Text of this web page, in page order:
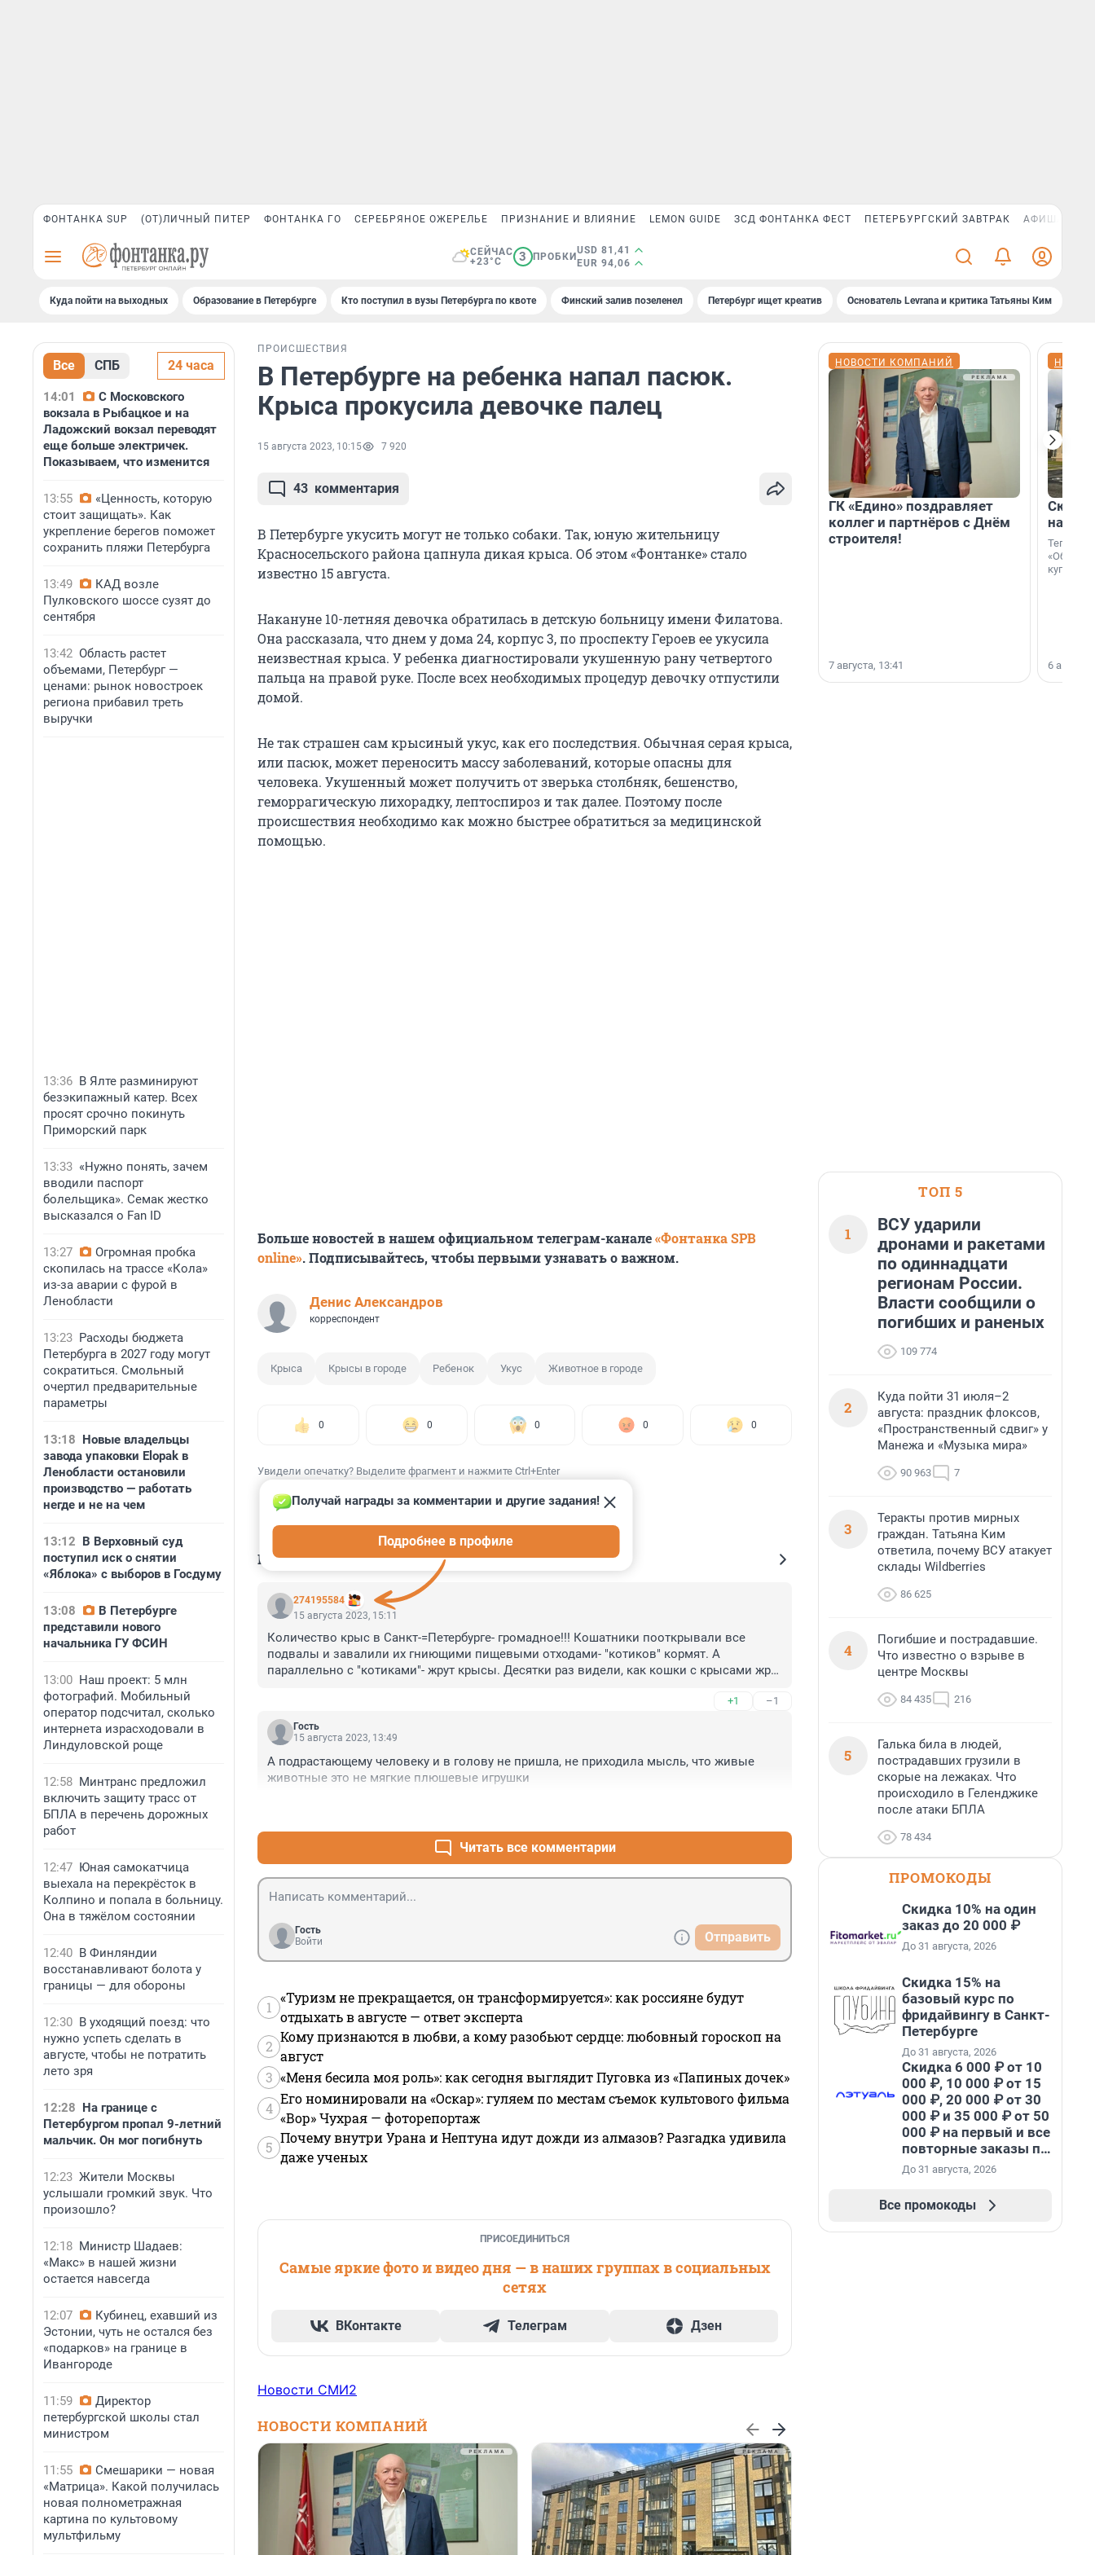
ФОНТАНКА SUP (ОТ)ЛИЧНЫЙ ПИТЕР ФОНТАНКА ГО СЕРЕБРЯНОЕ ОЖЕРЕЛЬЕ ПРИЗНАНИЕ И ВЛИЯНИЕ LEMON GUIDE ЗСД ФОНТАНКА ФЕСТ ПЕТЕРБУРГСКИЙ ЗАВТРАК АФИША PLUS
СЕЙЧАС
+23°C
3 ПРОБКИ
USD 81,41
EUR 94,06
Куда пойти на выходных Образование в Петербурге Кто поступил в вузы Петербурга по квоте Финский залив позеленел Петербург ищет креатив Основатель Levrana и критика Татьяны Ким
Все СПБ 24 часа
14:01
С Московского
вокзала в Рыбацкое и на
Ладожский вокзал переводят
еще больше электричек.
Показываем, что изменится
13:55
«Ценность, которую
стоит защищать». Как
укрепление берегов поможет
сохранить пляжи Петербурга
13:49
КАД возле
Пулковского шоссе сузят до
сентября
13:42 Область растет
объемами, Петербург —
ценами: рынок новостроек
региона прибавил треть
выручки
13:36 В Ялте разминируют
безэкипажный катер. Всех
просят срочно покинуть
Приморский парк
13:33 «Нужно понять, зачем
вводили паспорт
болельщика». Семак жестко
высказался о Fan ID
13:27
Огромная пробка
скопилась на трассе «Кола»
из-за аварии с фурой в
Ленобласти
13:23 Расходы бюджета
Петербурга в 2027 году могут
сократиться. Смольный
очертил предварительные
параметры
13:18 Новые владельцы
завода упаковки Elopak в
Ленобласти остановили
производство — работать
негде и не на чем
13:12 В Верховный суд
поступил иск о снятии
«Яблока» с выборов в Госдуму
13:08
В Петербурге
представили нового
начальника ГУ ФСИН
13:00 Наш проект: 5 млн
фотографий. Мобильный
оператор подсчитал, сколько
интернета израсходовали в
Линдуловской роще
12:58 Минтранс предложил
включить защиту трасс от
БПЛА в перечень дорожных
работ
12:47 Юная самокатчица
выехала на перекрёсток в
Колпино и попала в больницу.
Она в тяжёлом состоянии
12:40 В Финляндии
восстанавливают болота у
границы — для обороны
12:30 В уходящий поезд: что
нужно успеть сделать в
августе, чтобы не потратить
лето зря
12:28 На границе с
Петербургом пропал 9-летний
мальчик. Он мог погибнуть
12:23 Жители Москвы
услышали громкий звук. Что
произошло?
12:18 Министр Шадаев:
«Макс» в нашей жизни
остается навсегда
12:07
Кубинец, ехавший из
Эстонии, чуть не остался без
«подарков» на границе в
Ивангороде
11:59
Директор
петербургской школы стал
министром
11:55
Смешарики — новая
«Матрица». Какой получилась
новая полнометражная
картина по культовому
мультфильму
ПРОИСШЕСТВИЯ
В Петербурге на ребенка напал пасюк.
Крыса прокусила девочке палец
15 августа 2023, 10:15 7 920
43 комментария
В Петербурге укусить могут не только собаки. Так, юную жительницу
Красносельского района цапнула дикая крыса. Об этом «Фонтанке» стало
известно 15 августа.
Накануне 10-летняя девочка обратилась в детскую больницу имени Филатова.
Она рассказала, что днем у дома 24, корпус 3, по проспекту Героев ее укусила
неизвестная крыса. У ребенка диагностировали укушенную рану четвертого
пальца на правой руке. После всех необходимых процедур девочку отпустили
домой.
Не так страшен сам крысиный укус, как его последствия. Обычная серая крыса,
или пасюк, может переносить массу заболеваний, которые опасны для
человека. Укушенный может получить от зверька столбняк, бешенство,
геморрагическую лихорадку, лептоспироз и так далее. Поэтому после
происшествия необходимо как можно быстрее обратиться за медицинской
помощью.
Больше новостей в нашем официальном телеграм-канале«Фонтанка SPB
online». Подписывайтесь, чтобы первыми узнавать о важном.
Денис Александров
корреспондент
Крыса Крысы в городе Ребенок Укус Животное в городе
0 0 0 0 0
Увидели опечатку? Выделите фрагмент и нажмите Ctrl+Enter
КОММЕНТАРИИ 43
274195584
Получай награды за комментарии и другие задания!
Подробнее в профиле
15 августа 2023, 15:11
Количество крыс в Санкт-=Петербурге- громадное!!! Кошатники пооткрывали все
подвалы и завалили их гниющими пищевыми отходами- "котиков" кормят. А
параллельно с "котиками"- жрут крысы. Десятки раз видели, как кошки с крысами жрут
сердобольная и безумная "зоошиза" приволокёт кучу жрачки? Уборка мусорных
площадок производится отвратительно. Баки с отходами стоят нараспрашку, без
крышек. Вонючие лужи- ничто не дезинфицирует и не смывает из шланга- вода же
Роспотребнадзор- тоже не шевелится : можно жаловаться хоть каждый день- в ответ
одни отписки. Жилищной инспекции - тоже всё по барабану. Смольный - тот вообще
+1 –1
Гость
15 августа 2023, 13:49
А подрастающему человеку и в голову не пришла, не приходила мысль, что живые
животные это не мягкие плюшевые игрушки
Читать все комментарии
Гость
Войти
Отправить
1
«Туризм не прекращается, он трансформируется»: как россияне будут
отдыхать в августе — ответ эксперта
2
Кому признаются в любви, а кому разобьют сердце: любовный гороскоп на
август
3 «Меня бесила моя роль»: как сегодня выглядит Пуговка из «Папиных дочек»
4
Его номинировали на «Оскар»: гуляем по местам съемок культового фильма
«Вор» Чухрая — фоторепортаж
5
Почему внутри Урана и Нептуна идут дожди из алмазов? Разгадка удивила
даже ученых
ПРИСОЕДИНИТЬСЯ
Самые яркие фото и видео дня — в наших группах в социальных
сетях
ВКонтакте Телеграм Дзен
Новости СМИ2
НОВОСТИ КОМПАНИЙ
НОВОСТИ КОМПАНИЙ
ГК «Едино» поздравляет
коллег и партнёров с Днём
строителя!
7 августа, 13:41
на
Теперь
купить
6
ТОП 5
1
ВСУ ударили
дронами и ракетами
по одиннадцати
регионам России.
Власти сообщили о
погибших и раненых
109 774
2
Куда пойти 31 июля–2
августа: праздник флоксов,
«Пространственный сдвиг» у
Манежа и «Музыка мира»
90 963 7
3
Теракты против мирных
граждан. Татьяна Ким
ответила, почему ВСУ атакует
склады Wildberries
86 625
4
Погибшие и пострадавшие.
Что известно о взрыве в
центре Москвы
84 435 216
5
Галька била в людей,
пострадавших грузили в
скорые на лежаках. Что
происходило в Геленджике
после атаки БПЛА
78 434
ПРОМОКОДЫ
Скидка 10% на один
заказ до 20 000 ₽
До 31 августа, 2026
Скидка 15% на
базовый курс по
фридайвингу в Санкт-
Петербурге
До 31 августа, 2026
Скидка 6 000 ₽ от 10
000 ₽, 10 000 ₽ от 15
000 ₽, 20 000 ₽ от 30
000 ₽ и 35 000 ₽ от 50
000 ₽ на первый и все
повторные заказы по
промокоду НАБЕРИ
До 31 августа, 2026
Все промокоды